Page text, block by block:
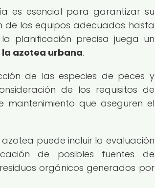
es esencial para garantizar su
de los equipos adecuados hasta
planificación precisa juega un
azotea urbana.
de las especies de peces y
de los requisitos de
mantenimiento que aseguren el
puede incluir la evaluación
de posibles fuentes de
orgánicos generados por